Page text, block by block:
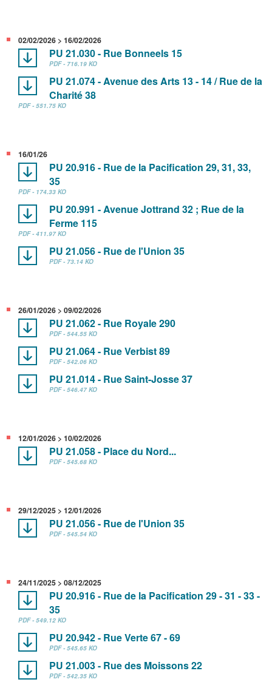
02/02/2026 > 16/02/2026
PU 21.030 - Rue Bonneels 15
PDF - 716.19 KO
PU 21.074 - Avenue des Arts 13 - 14 / Rue de la
Charité 38
PDF - 551.75 KO
16/01/26
PU 20.916 - Rue de la Pacification 29, 31, 33,
35
PDF - 174.33 KO
PU 20.991 - Avenue Jottrand 32 ; Rue de la
Ferme 115
PDF - 411.97 KO
PU 21.056 - Rue de l'Union 35
PDF - 73.14 KO
26/01/2026 > 09/02/2026
PU 21.062 - Rue Royale 290
PDF - 544.55 KO
PU 21.064 - Rue Verbist 89
PDF - 542.06 KO
PU 21.014 - Rue Saint-Josse 37
PDF - 546.47 KO
12/01/2026 > 10/02/2026
PU 21.058 - Place du Nord...
PDF - 545.68 KO
29/12/2025 > 12/01/2026
PU 21.056 - Rue de l'Union 35
PDF - 545.54 KO
24/11/2025 > 08/12/2025
PU 20.916 - Rue de la Pacification 29 - 31 - 33 -
35
PDF - 549.12 KO
PU 20.942 - Rue Verte 67 - 69
PDF - 545.65 KO
PU 21.003 - Rue des Moissons 22
PDF - 542.35 KO